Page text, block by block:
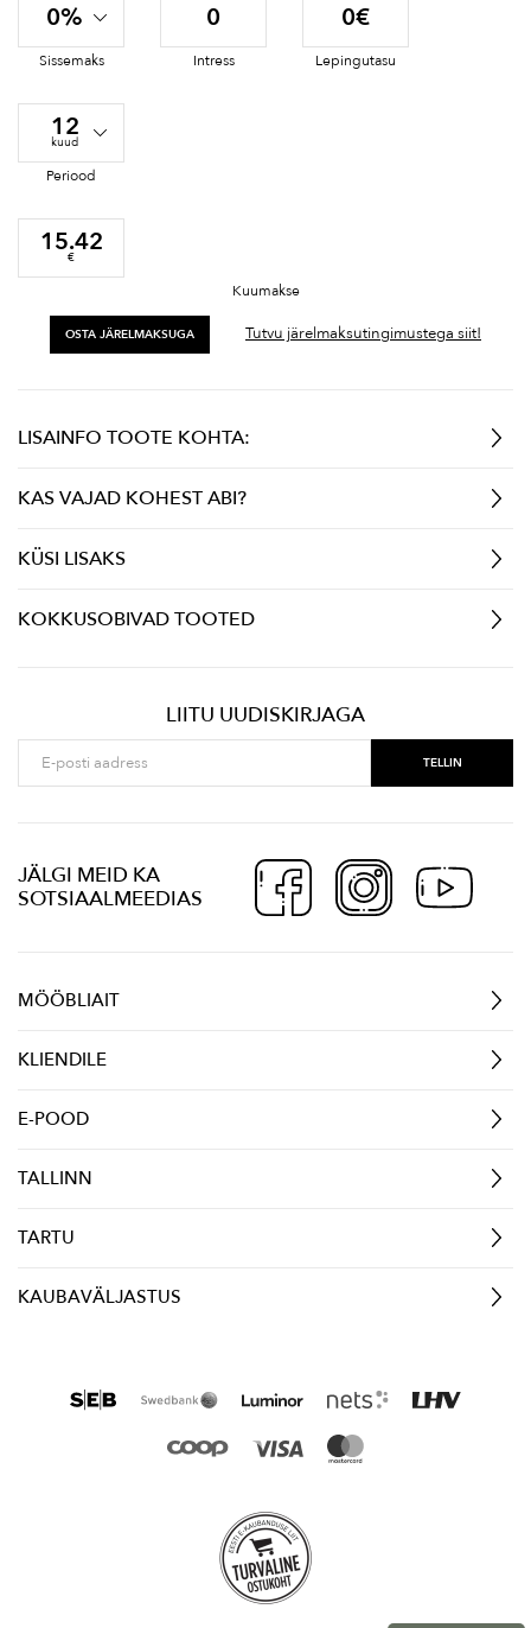
0%
Sissemaks
0
Intress
0€
Lepingutasu
12
kuud
Periood
15.42
€
Kuumakse
OSTA JÄRELMAKSUGA Tutvu järelmaksutingimustega siit!
LISAINFO TOOTE KOHTA:
KAS VAJAD KOHEST ABI?
KÜSI LISAKS
KOKKUSOBIVAD TOOTED
LIITU UUDISKIRJAGA
JÄLGI MEID KA
SOTSIAALMEEDIAS
MÖÖBLIAIT
KLIENDILE
E-POOD
TALLINN
TARTU
KAUBAVÄLJASTUS